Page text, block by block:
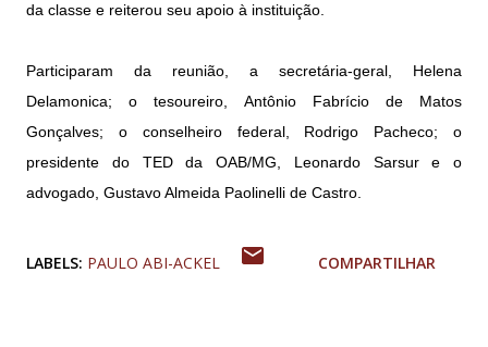
da classe e reiterou seu apoio à instituição.
Participaram da reunião, a secretária-geral, Helena
Delamonica; o tesoureiro, Antônio Fabrício de Matos
Gonçalves; o conselheiro federal, Rodrigo Pacheco; o
presidente do TED da OAB/MG, Leonardo Sarsur e o
advogado, Gustavo Almeida Paolinelli de Castro.
LABELS: PAULO ABI-ACKEL COMPARTILHAR